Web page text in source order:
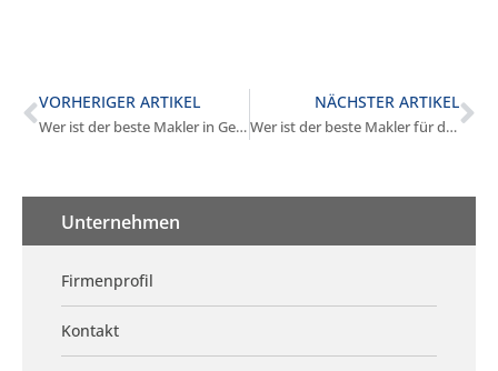
VORHERIGER ARTIKEL
Wer ist der beste Makler in Germering?
NÄCHSTER ARTIKEL
Wer ist der beste Makler für den Wohnungsverkauf in Germering?
Unternehmen
Firmenprofil
Kontakt